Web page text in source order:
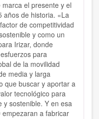
el presente y el
años de historia. «La
de competitividad
y como un
Irizar, donde
para
de la movilidad
media y larga
que buscar y aportar a
tecnológico para
y sostenible. Y en esa
a fabricar